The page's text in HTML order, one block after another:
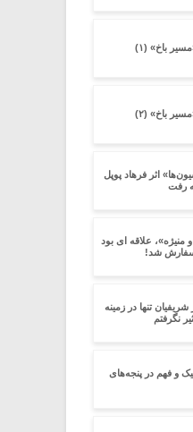
باخ» (۱)
باخ» (۲)
اثر فرهاد پوپل
رفت
منیژه»، علاقه ای بود
سفارش شد!
شریفیان تنها در زمینه
نگرفتم
و فهم در پنجه‌های